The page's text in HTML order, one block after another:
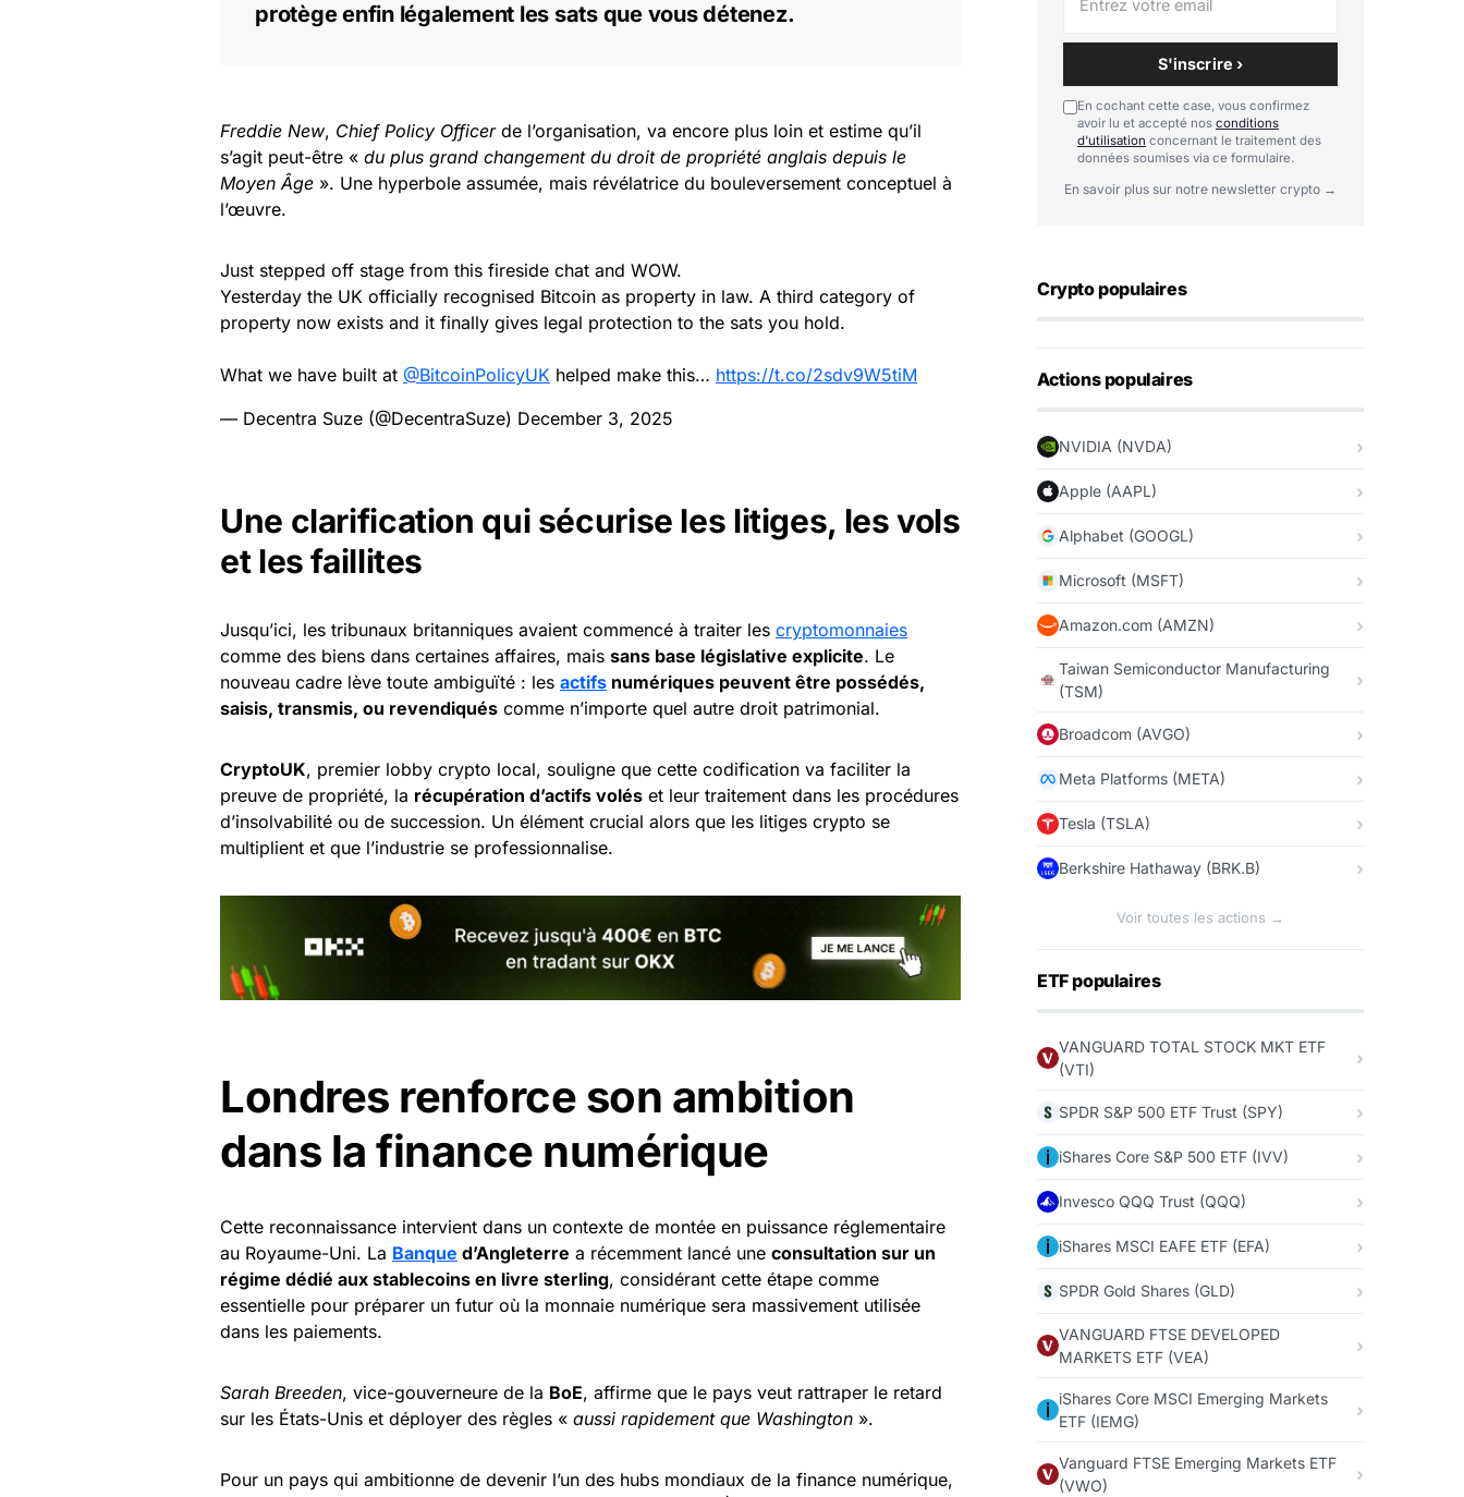
protège enfin légalement les sats que vous détenez.
Freddie New, Chief Policy Officerde l’organisation, va encore plus loin et estime qu’il
s’agit peut-être « du plus grand changement du droit de propriété anglais depuis le
Moyen Âge ». Une hyperbole assumée, mais révélatrice du bouleversement conceptuel à
l’œuvre.
Just stepped off stage from this fireside chat and WOW.
Yesterday the UK officially recognised Bitcoin as property in law. A third category of
property now exists and it finally gives legal protection to the sats you hold.
What we have built at @BitcoinPolicyUK helped make this… https://t.co/2sdv9W5tiM
— Decentra Suze (@DecentraSuze) December 3, 2025
Une clarification qui sécurise les litiges, les vols
et les faillites
Jusqu’ici, les tribunaux britanniques avaient commencé à traiter les cryptomonnaies
comme des biens dans certaines affaires, mais sans base législative explicite. Le
nouveau cadre lève toute ambiguïté : les actifs numériques peuvent être possédés,
saisis, transmis, ou revendiqués comme n’importe quel autre droit patrimonial.
CryptoUK, premier lobby crypto local, souligne que cette codification va faciliter la
preuve de propriété, la récupération d’actifs volés et leur traitement dans les procédures
d’insolvabilité ou de succession. Un élément crucial alors que les litiges crypto se
multiplient et que l’industrie se professionnalise.
Londres renforce son ambition
dans la finance numérique
Cette reconnaissance intervient dans un contexte de montée en puissance réglementaire
au Royaume-Uni. La Banque d’Angleterre a récemment lancé une consultation sur un
régime dédié aux stablecoins en livre sterling, considérant cette étape comme
essentielle pour préparer un futur où la monnaie numérique sera massivement utilisée
dans les paiements.
Sarah Breeden, vice-gouverneure de la BoE, affirme que le pays veut rattraper le retard
sur les États-Unis et déployer des règles « aussi rapidement que Washington ».
Pour un pays qui ambitionne de devenir l’un des hubs mondiaux de la finance numérique,
S'inscrire ›
En cochant cette case, vous confirmez
avoir lu et accepté nos conditions
d'utilisation concernant le traitement des
données soumises via ce formulaire.
En savoir plus sur notre newsletter crypto →
Crypto populaires
Actions populaires
NVIDIA (NVDA)
Apple (AAPL)
Alphabet (GOOGL)
Microsoft (MSFT)
Amazon.com (AMZN)
Taiwan Semiconductor Manufacturing
(TSM)
Broadcom (AVGO)
Meta Platforms (META)
Tesla (TSLA)
Berkshire Hathaway (BRK.B)
Voir toutes les actions →
ETF populaires
VANGUARD TOTAL STOCK MKT ETF
(VTI)
SPDR S&P 500 ETF Trust (SPY)
iShares Core S&P 500 ETF (IVV)
Invesco QQQ Trust (QQQ)
iShares MSCI EAFE ETF (EFA)
SPDR Gold Shares (GLD)
VANGUARD FTSE DEVELOPED
MARKETS ETF (VEA)
iShares Core MSCI Emerging Markets
ETF (IEMG)
Vanguard FTSE Emerging Markets ETF
(VWO)